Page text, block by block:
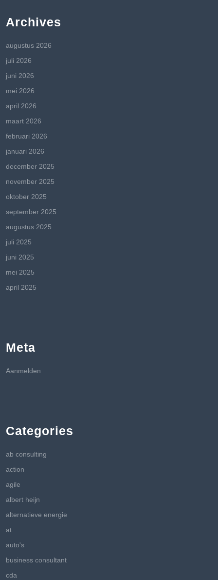
Archives
augustus 2026
juli 2026
juni 2026
mei 2026
april 2026
maart 2026
februari 2026
januari 2026
december 2025
november 2025
oktober 2025
september 2025
augustus 2025
juli 2025
juni 2025
mei 2025
april 2025
Meta
Aanmelden
Categories
ab consulting
action
agile
albert heijn
alternatieve energie
at
auto's
business consultant
cda